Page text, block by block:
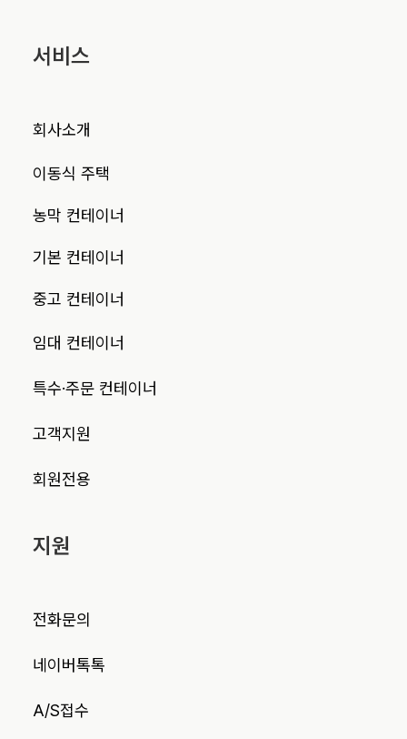
서비스
회사소개
이동식 주택
농막 컨테이너
기본 컨테이너
중고 컨테이너
임대 컨테이너
특수·주문 컨테이너
고객지원
회원전용
지원
전화문의
네이버톡톡
A/S접수